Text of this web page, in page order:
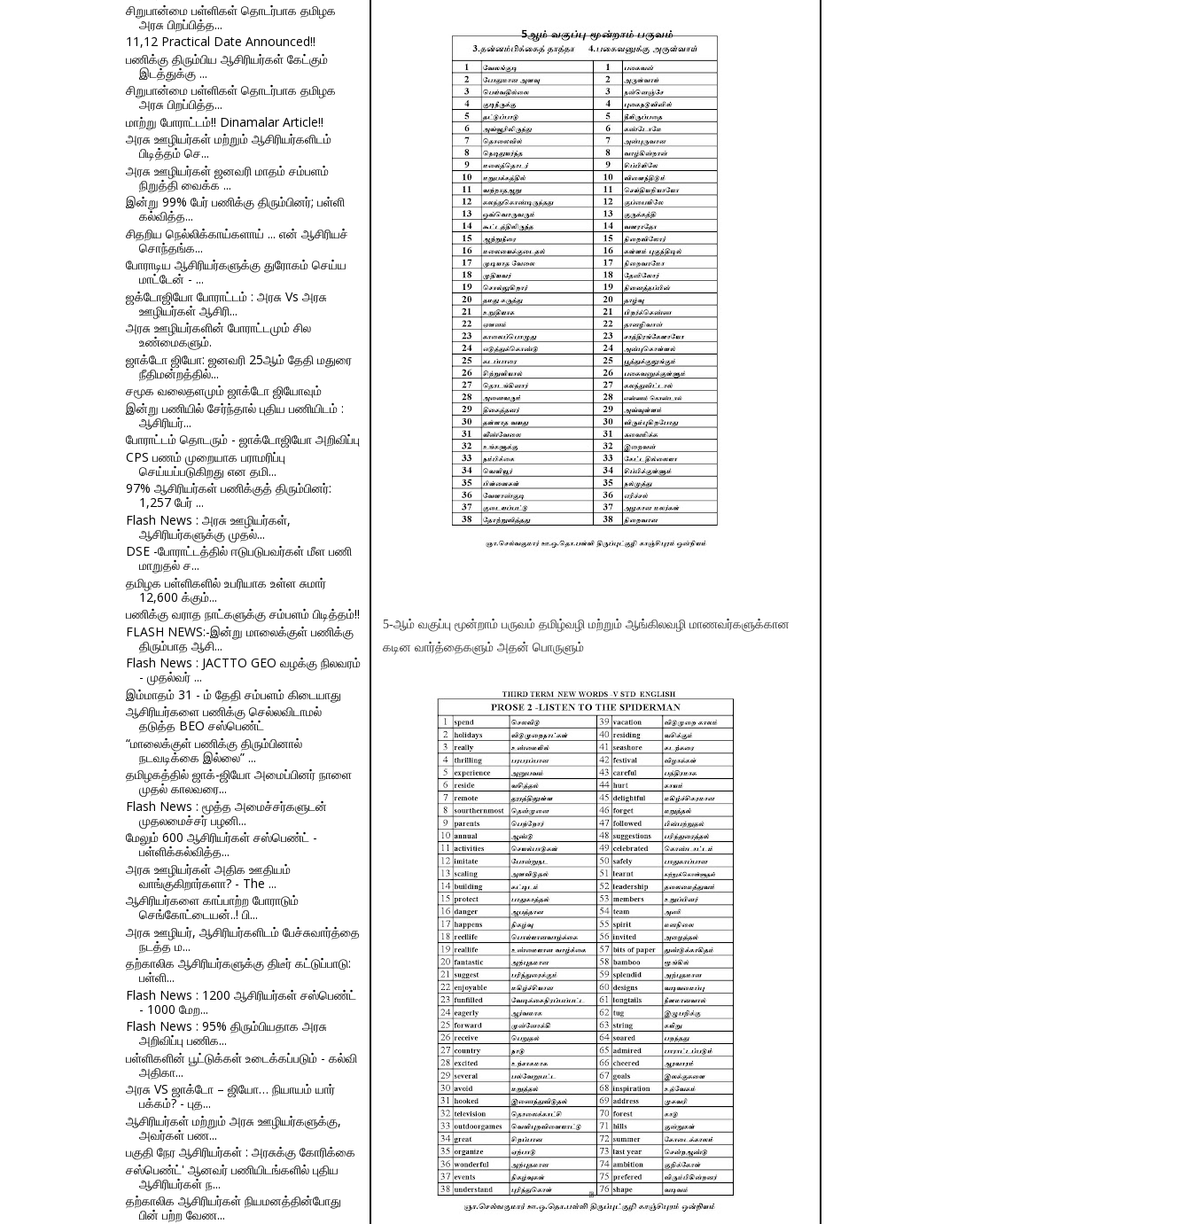
சிறுபான்மை பள்ளிகள் தொடர்பாக தமிழக
அரசு பிறப்பித்த...
11,12 Practical Date Announced!!
பணிக்கு திரும்பிய ஆசிரியர்கள் கேட்கும்
இடத்துக்கு ...
சிறுபான்மை பள்ளிகள் தொடர்பாக தமிழக
அரசு பிறப்பித்த...
மாற்று போராட்டம்!! Dinamalar Article!!
அரசு ஊழியர்கள் மற்றும் ஆசிரியர்களிடம்
பிடித்தம் செ...
அரசு ஊழியர்கள் ஜனவரி மாதம் சம்பளம்
நிறுத்தி வைக்க ...
இன்று 99% பேர் பணிக்கு திரும்பினர்; பள்ளி
கல்வித்த...
சிதறிய நெல்லிக்காய்களாய் ... என் ஆசிரியச்
சொந்தங்க...
போராடிய ஆசிரியர்களுக்கு துரோகம் செய்ய
மாட்டேன் - ...
ஜக்டோஜியோ போராட்டம் : அரசு Vs அரசு
ஊழியர்கள் ஆசிரி...
அரசு ஊழியர்களின் போராட்டமும் சில
உண்மைகளும்.
ஜாக்டோ ஜியோ: ஜனவரி 25ஆம் தேதி மதுரை
நீதிமன்றத்தில்...
சமூக வலைதளமும் ஜாக்டோ ஜியோவும்
இன்று பணியில் சேர்ந்தால் புதிய பணியிடம் :
ஆசிரியர்...
போராட்டம் தொடரும் - ஜாக்டோஜியோ அறிவிப்பு
CPS பணம் முறையாக பராமரிப்பு
செய்யப்படுகிறது என தமி...
97% ஆசிரியர்கள் பணிக்குத் திரும்பினர்:
1,257 பேர் ...
Flash News : அரசு ஊழியர்கள்,
ஆசிரியர்களுக்கு முதல்...
DSE -போராட்டத்தில் ஈடுபடுபவர்கள் மீள பணி
மாறுதல் ச...
தமிழக பள்ளிகளில் உபரியாக உள்ள சுமார்
12,600 க்கும்...
பணிக்கு வராத நாட்களுக்கு சம்பளம் பிடித்தம்!!
FLASH NEWS:-இன்று மாலைக்குள் பணிக்கு
திரும்பாத ஆசி...
Flash News : JACTTO GEO வழக்கு நிலவரம்
- முதல்வர் ...
இம்மாதம் 31 - ம் தேதி சம்பளம் கிடையாது
ஆசிரியர்களை பணிக்கு செல்லவிடாமல்
தடுத்த BEO சஸ்பெண்ட்
“மாலைக்குள் பணிக்கு திரும்பினால்
நடவடிக்கை இல்லை” ...
தமிழகத்தில் ஜாக்-ஜியோ அமைப்பினர் நாளை
முதல் காலவரை...
Flash News : மூத்த அமைச்சர்களுடன்
முதலமைச்சர் பழனி...
மேலும் 600 ஆசிரியர்கள் சஸ்பெண்ட் -
பள்ளிக்கல்வித்த...
அரசு ஊழியர்கள் அதிக ஊதியம்
வாங்குகிறார்களா? - The ...
ஆசிரியர்களை காப்பாற்ற போராடும்
செங்கோட்டையன்..! பி...
அரசு ஊழியர், ஆசிரியர்களிடம் பேச்சுவார்த்தை
நடத்த ம...
தற்காலிக ஆசிரியர்களுக்கு திடீர் கட்டுப்பாடு:
பள்ளி...
Flash News : 1200 ஆசிரியர்கள் சஸ்பெண்ட்
- 1000 மேற...
Flash News : 95% திரும்பியதாக அரசு
அறிவிப்பு பணிக...
பள்ளிகளின் பூட்டுக்கள் உடைக்கப்படும் - கல்வி
அதிகா...
அரசு VS ஜாக்டோ – ஜியோ… நியாயம் யார்
பக்கம்? - புத...
ஆசிரியர்கள் மற்றும் அரசு ஊழியர்களுக்கு,
அவர்கள் பண...
பகுதி நேர ஆசிரியர்கள் : அரசுக்கு கோரிக்கை
சஸ்பெண்ட்' ஆனவர் பணியிடங்களில் புதிய
ஆசிரியர்கள் ந...
தற்காலிக ஆசிரியர்கள் நியமனத்தின்போது
பின் பற்ற வேண...
5-ஆம் வகுப்பு மூன்றாம் பருவம் தமிழ்வழி மற்றும் ஆங்கிலவழி மாணவர்களுக்கான
கடின வார்த்தைகளும் அதன் பொருளும்